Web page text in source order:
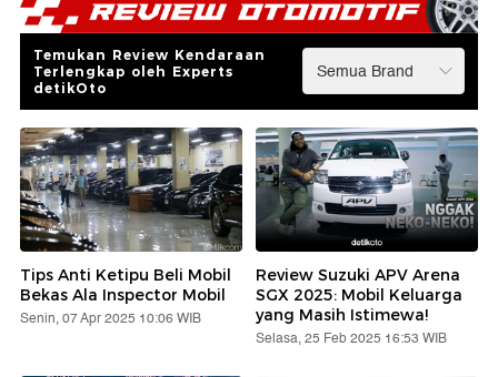
Temukan Review Kendaraan
Terlengkap oleh Experts
detikOto
Tips Anti Ketipu Beli Mobil
Bekas Ala Inspector Mobil
Senin, 07 Apr 2025 10:06 WIB
Review Suzuki APV Arena
SGX 2025: Mobil Keluarga
yang Masih Istimewa!
Selasa, 25 Feb 2025 16:53 WIB